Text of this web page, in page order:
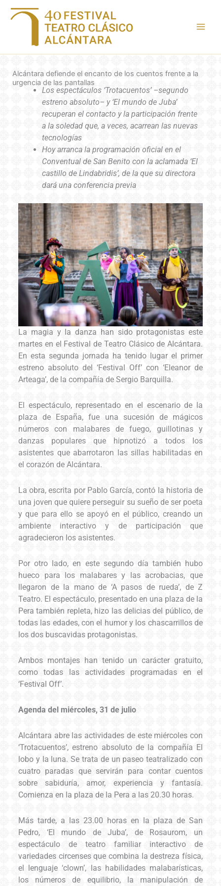
Alcántara defiende el encanto de los cuentos frente a la
urgencia de las pantallas
Los espectáculos ‘Trotacuentos’ –segundo
estreno absoluto– y ‘El mundo de Juba’
recuperan el contacto y la participación frente
a la soledad que, a veces, acarrean las nuevas
tecnologías
Hoy arranca la programación oficial en el
Conventual de San Benito con la aclamada ‘El
castillo de Lindabridis’, de la que su directora
dará una conferencia previa
La magia y la danza han sido protagonistas este
martes en el Festival de Teatro Clásico de Alcántara.
En esta segunda jornada ha tenido lugar el primer
estreno absoluto del ‘Festival Off’ con ‘Eleanor de
Arteaga’, de la compañía de Sergio Barquilla.
El espectáculo, representado en el escenario de la
plaza de España, fue una sucesión de mágicos
números con malabares de fuego, guillotinas y
danzas populares que hipnotizó a todos los
asistentes que abarrotaron las sillas habilitadas en
el corazón de Alcántara.
La obra, escrita por Pablo García, contó la historia de
una joven que quiere perseguir su sueño de ser poeta
y que para ello se apoyó en el público, creando un
ambiente interactivo y de participación que
agradecieron los asistentes.
Por otro lado, en este segundo día también hubo
hueco para los malabares y las acrobacias, que
llegaron de la mano de ‘A pasos de rueda’, de Z
Teatro. El espectáculo, presentado en una plaza de la
Pera también repleta, hizo las delicias del público, de
todas las edades, con el humor y los chascarrillos de
los dos buscavidas protagonistas.
Ambos montajes han tenido un carácter gratuito,
como todas las actividades programadas en el
‘Festival Off’.
Agenda del miércoles, 31 de julio
Alcántara abre las actividades de este miércoles con
‘Trotacuentos’, estreno absoluto de la compañía El
lobo y la luna. Se trata de un paseo teatralizado con
cuatro paradas que servirán para contar cuentos
sobre sabiduría, amor, experiencia y fantasía.
Comienza en la plaza de la Pera a las 20.30 horas.
Más tarde, a las 23.00 horas en la plaza de San
Pedro, ‘El mundo de Juba’, de Rosaurom, un
espectáculo de teatro familiar interactivo de
variedades circenses que combina la destreza física,
el lenguaje ‘clown’, las habilidades malabarísticas,
los números de equilibrio, la manipulación de